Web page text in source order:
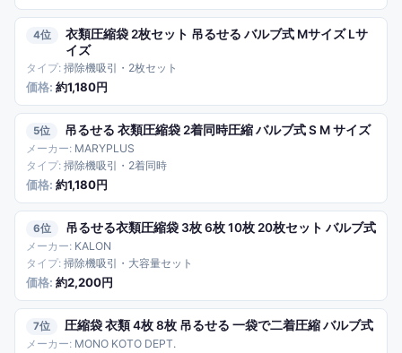
4
衣類圧縮袋 2枚セット 吊るせる バルブ式 Mサイズ Lサ
イズ
掃除機吸引・2枚セット
約1,180円
5 吊るせる 衣類圧縮袋 2着同時圧縮 バルブ式 S M サイズ
MARYPLUS
掃除機吸引・2着同時
約1,180円
6 吊るせる衣類圧縮袋 3枚 6枚 10枚 20枚セット バルブ式
KALON
掃除機吸引・大容量セット
約2,200円
7 圧縮袋 衣類 4枚 8枚 吊るせる 一袋で二着圧縮 バルブ式
MONO KOTO DEPT.